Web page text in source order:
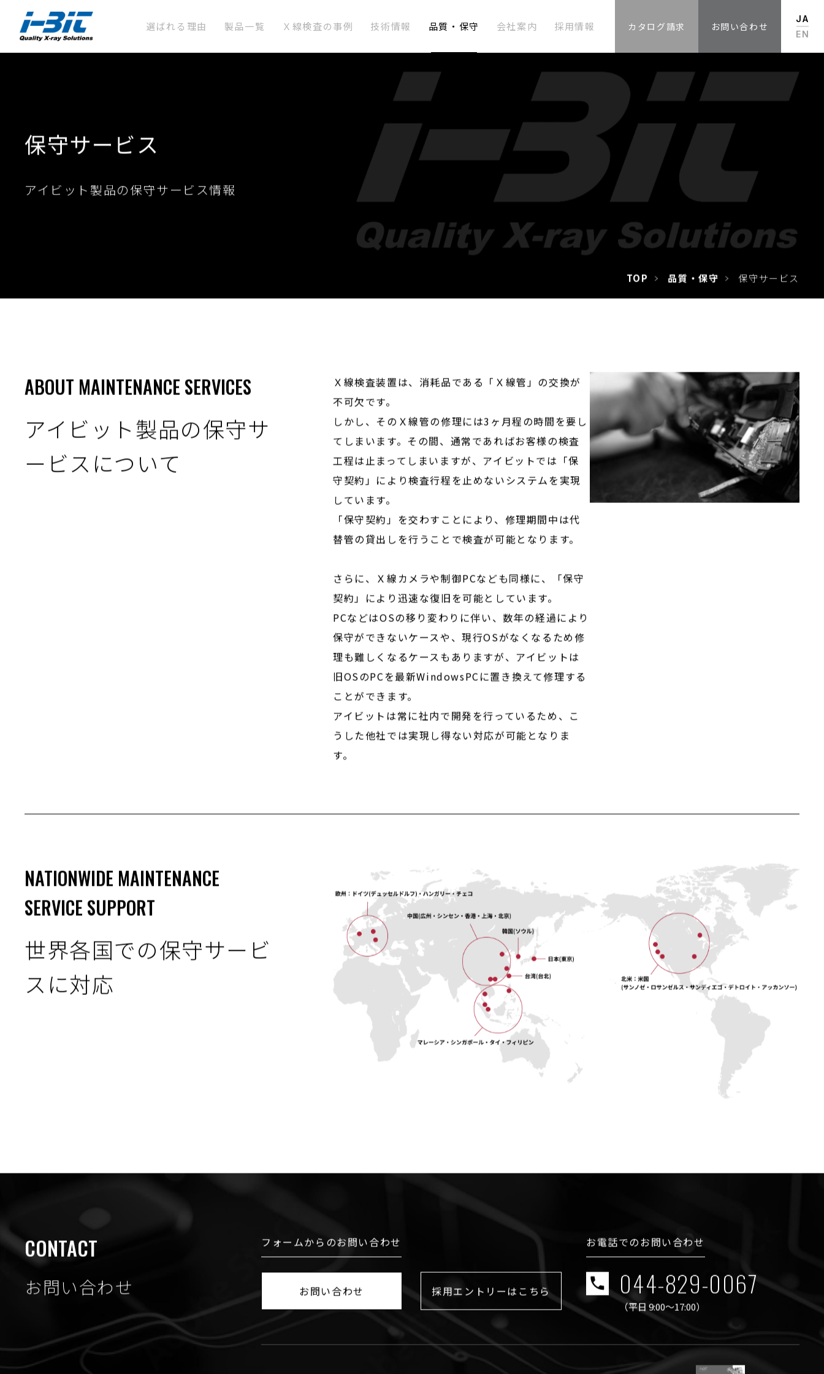
選ばれる理由 製品一覧 Ｘ線検査の事例 技術情報 品質・保守 会社案内 採用情報 カタログ請求 お問い合わせ
EN
JA
保守サービス
ABOUT MAINTENANCE SERVICES
アイビット製品の保守サ
ービスについて
Ｘ線検査装置は、消耗品である「Ｘ線管」の交換が
不可欠です。
しかし、そのＸ線管の修理には3ヶ月程の時間を要し
てしまいます。その間、通常であればお客様の検査
工程は止まってしまいますが、アイビットでは「保
守契約」により検査行程を止めないシステムを実現
しています。
「保守契約」を交わすことにより、修理期間中は代
さらに、Ｘ線カメラや制御PCなども同様に、「保守
契約」により迅速な復旧を可能としています。
PCなどはOSの移り変わりに伴い、数年の経過により
保守ができないケースや、現行OSがなくなるため修
理も難しくなるケースもありますが、アイビットは
旧OSのPCを最新WindowsPCに置き換えて修理する
ことができます。
アイビットは常に社内で開発を行っているため、こ
うした他社では実現し得ない対応が可能となりま
NATIONWIDE MAINTENANCE
SERVICE SUPPORT
世界各国での保守サービ
スに対応
CONTACT
お問い合わせ
フォームからのお問い合わせ
お問い合わせ 採用エントリーはこちら
お電話でのお問い合わせ
044-829-0067
（平日 9:00〜17:00）